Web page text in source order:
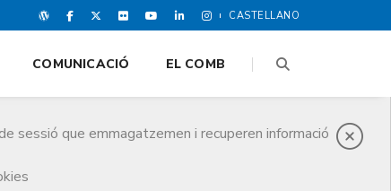
CASTELLANO
sessió que emmagatzemen i recuperen informació
COMUNICACIÓ EL COMB